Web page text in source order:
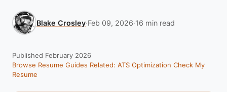
Blake Crosley·Feb 09, 2026·16 min read
Published February 2026
Browse Resume Guides Related: ATS Optimization Check My
Resume